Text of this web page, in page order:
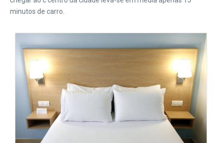
minutos de carro.